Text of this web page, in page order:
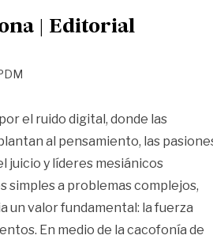
| Editorial
el ruido digital, donde las
al pensamiento, las
juicio y líderes mesiánicos
simples a problemas complejos,
un valor fundamental: la fuerza
En medio de la cacofonía de